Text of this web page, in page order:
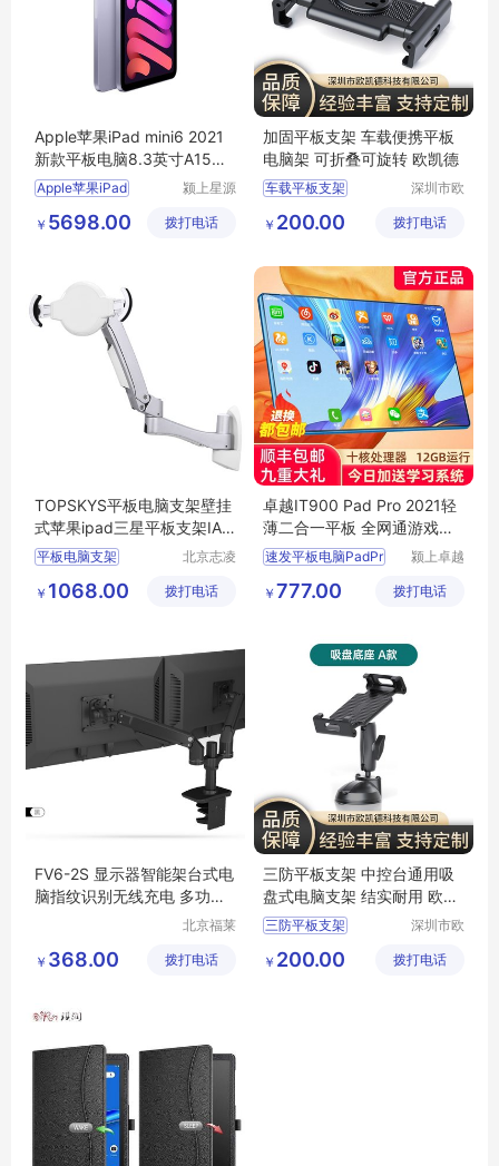
Apple苹果iPad mini6 2021
新款平板电脑8.3英寸A15芯
片全面屏
Apple苹果iPad
颍上星源
有限公司
￥ 5698.00 拨打电话
加固平板支架 车载便携平板
电脑架 可折叠可旋转 欧凯德
车载平板支架
平板电脑支架
车载电脑支架
深圳市欧
有限公司
￥ 200.00 拨打电话
TOPSKYS平板电脑支架壁挂
式苹果ipad三星平板支架IAW
200
平板电脑支架
壁挂式平板电脑支架
北京志凌
限公司
￥ 1068.00 拨打电话
卓越IT900 Pad Pro 2021轻
薄二合一平板 全网通游戏办
公学生网课利器
速发平板电脑PadPr
颍上卓越
有限公司
￥ 777.00 拨打电话
FV6-2S 显示器智能架台式电
脑指纹识别无线充电 多功能
北京福莱
有限公司
￥ 368.00 拨打电话
三防平板支架 中控台通用吸
盘式电脑支架 结实耐用 欧凯
德
三防平板支架
车载电脑支架
深圳市欧
有限公司
￥ 200.00 拨打电话